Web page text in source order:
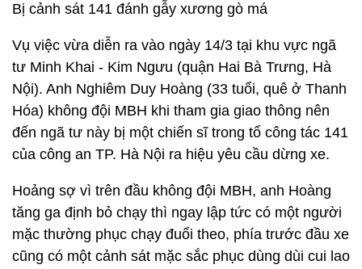
Bị cảnh sát 141 đánh gẫy xương gò má
Vụ việc vừa diễn ra vào ngày 14/3 tại khu vực ngã
tư Minh Khai - Kim Ngưu (quận Hai Bà Trưng, Hà
Nội). Anh Nghiêm Duy Hoàng (33 tuổi, quê ở Thanh
Hóa) không đội MBH khi tham gia giao thông nên
đến ngã tư này bị một chiến sĩ trong tổ công tác 141
của công an TP. Hà Nội ra hiệu yêu cầu dừng xe.
Hoảng sợ vì trên đầu không đội MBH, anh Hoàng
tăng ga định bỏ chạy thì ngay lập tức có một người
mặc thường phục chạy đuổi theo, phía trước đầu xe
cũng có một cảnh sát mặc sắc phục dùng dùi cui lao